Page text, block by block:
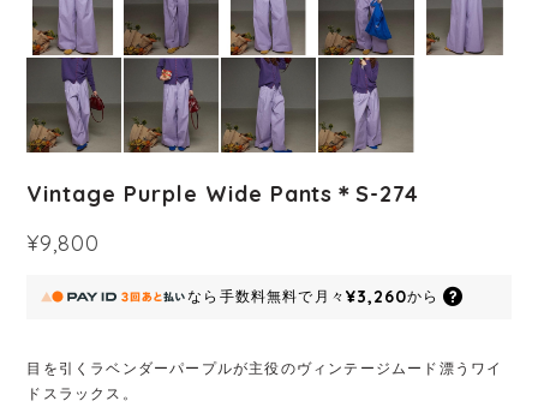
Vintage Purple Wide Pants＊S-274
¥9,800
なら 手数料無料で 月々 ¥3,260から
目を引くラベンダーパープルが主役のヴィンテージムード漂うワイ
ドスラックス。